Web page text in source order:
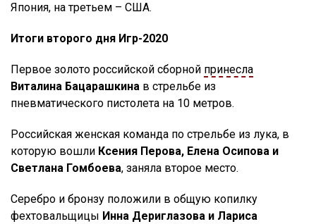
Япония, на третьем – США.
Итоги второго дня Игр-2020
Первое золото российской сборной принесла
Виталина Бацарашкина в стрельбе из
пневматического пистолета на 10 метров.
Российская женская команда по стрельбе из лука, в
которую вошли Ксения Перова, Елена Осипова и
Светлана Гомбоева, заняла второе место.
Серебро и бронзу положили в общую копилку
фехтовальщицы Инна Дериглазова и Лариса